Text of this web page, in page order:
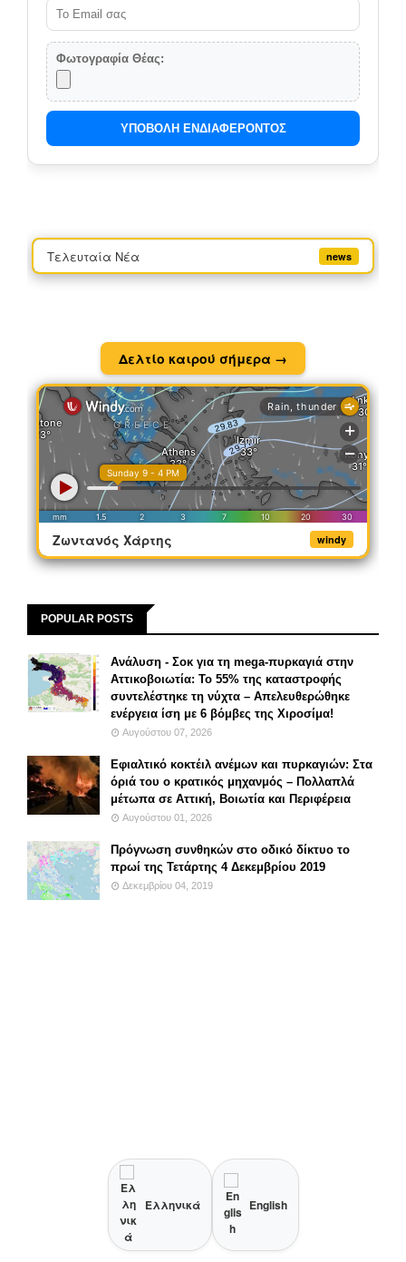
Φωτογραφία Θέας:
ΥΠΟΒΟΛΗ ΕΝΔΙΑΦΕΡΟΝΤΟΣ
Τελευταία Νέα news
Δελτίο καιρού σήμερα →
Ζωντανός Χάρτης windy
POPULAR POSTS
Ανάλυση - Σοκ για τη mega-πυρκαγιά στην
Αττικοβοιωτία: Το 55% της καταστροφής
συντελέστηκε τη νύχτα – Απελευθερώθηκε
ενέργεια ίση με 6 βόμβες της Χιροσίμα!
Αυγούστου 07, 2026
Εφιαλτικό κοκτέιλ ανέμων και πυρκαγιών: Στα
όριά του ο κρατικός μηχανμός – Πολλαπλά
μέτωπα σε Αττική, Βοιωτία και Περιφέρεια
Αυγούστου 01, 2026
Πρόγνωση συνθηκών στο οδικό δίκτυο το
πρωί της Τετάρτης 4 Δεκεμβρίου 2019
Δεκεμβρίου 04, 2019
Ελληνικά English